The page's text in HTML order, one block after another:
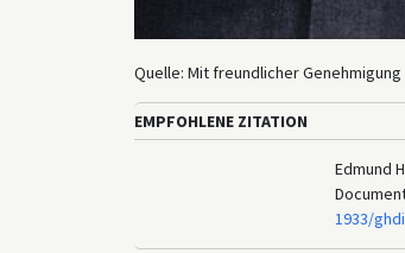
Quelle: Mit freundlicher
EMPFOHLENE ZITATION
Edmund
1933/